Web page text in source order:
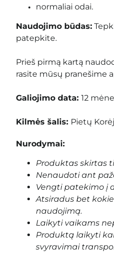
normaliai odai.
Naudojimo būdas:
patepkite.
Prieš pirmą kartą
rasite mūsų pranešime
Galiojimo data: 12
Kilmės šalis: Pietų
Nurodymai:
Produktas skirtas
Nenaudoti ant
Vengti patekimo į
Atsiradus bet
naudojimą.
Laikyti vaikams
Produktą laikyti
svyravimai